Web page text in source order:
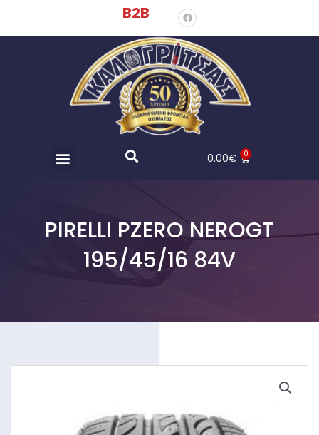
B2B
0.00€ 0
PIRELLI PZERO NEROGT
195/45/16 84V